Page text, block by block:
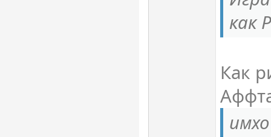
как
Как